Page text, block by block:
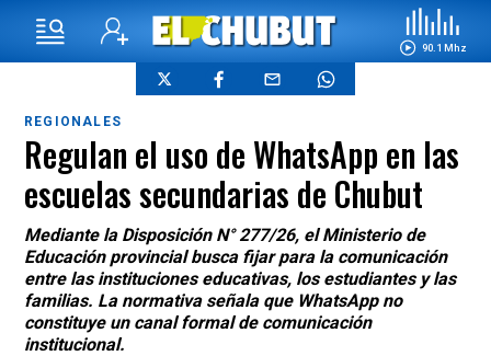
90.1 Mhz
REGIONALES
Regulan el uso de WhatsApp en las
escuelas secundarias de Chubut
Mediante la Disposición N° 277/26, el Ministerio de
Educación provincial busca fijar para la comunicación
entre las instituciones educativas, los estudiantes y las
familias. La normativa señala que WhatsApp no
constituye un canal formal de comunicación
institucional.